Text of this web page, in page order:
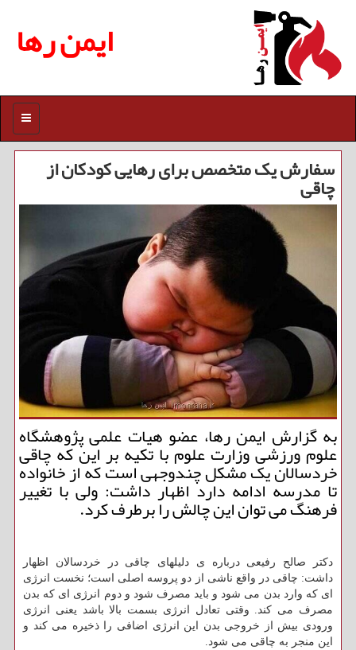
ایمن رها
منو
سفارش یک متخصص برای رهایی کودکان از
چاقی
به گزارش ایمن رها، عضو هیات علمی پژوهشگاه
علوم ورزشی وزارت علوم با تکیه بر این که چاقی
خردسالان یک مشکل چندوجهی است که از خانواده
تا مدرسه ادامه دارد اظهار داشت: ولی با تغییر
فرهنگ می توان این چالش را برطرف کرد.
دکتر صالح رفیعی درباره ی دلیلهای چاقی در خردسالان اظهار
داشت: چاقی در واقع ناشی از دو پروسه اصلی است؛ نخست انرژی
ای که وارد بدن می شود و باید مصرف شود و دوم انرژی ای که بدن
مصرف می کند. وقتی تعادل انرژی بسمت بالا باشد یعنی انرژی
ورودی بیش از خروجی بدن این انرژی اضافی را ذخیره می کند و
این منجر به چاقی می شود.